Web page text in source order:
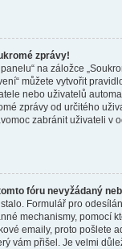
zprávy!
na záložce
můžete vytvořit
nebo uživatelů
zprávy od určitého
zabránit uživateli v
fóru nevyžádaný
Formulář pro
mechanismy, pomocí
emaily, proto pošlete
vám přišel. Je velmi